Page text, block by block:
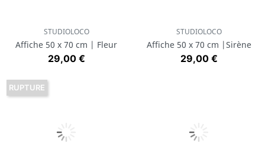
STUDIOLOCO
Affiche 50 x 70 cm | Fleur
Prix
29,00 €
STUDIOLOCO
Affiche 50 x 70 cm |Sirène
Prix
29,00 €
RUPTURE